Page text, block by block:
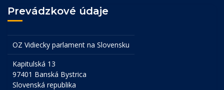
Prevádzkové údaje
OZ Vidiecky parlament na Slovensku
Kapitulská 13
97401 Banská Bystrica
Slovenská republika